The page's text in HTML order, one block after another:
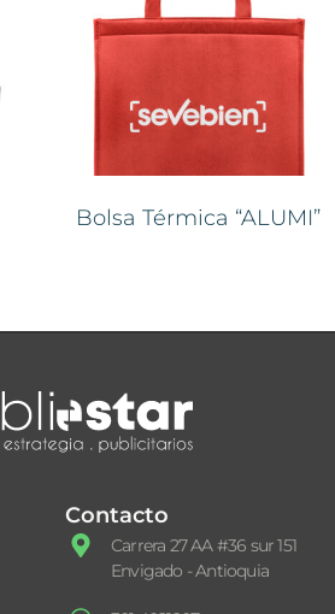
Bolsa Térmica “ALUMI”
Contacto
Carrera 27 AA #36 sur 151
Envigado - Antioquia